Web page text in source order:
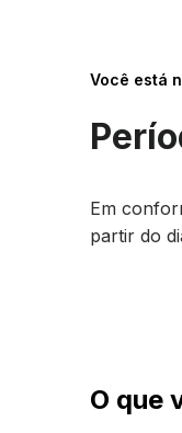
Você está
Em
partir do
O que